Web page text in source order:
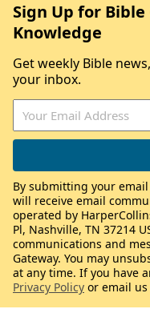
Sign Up for
Knowledge
Get weekly Bible
your inbox.
By submitting your
will receive email
operated by
Pl, Nashville, TN 37214
communications and
Gateway. You may
at any time. If you have
Privacy Policy or email